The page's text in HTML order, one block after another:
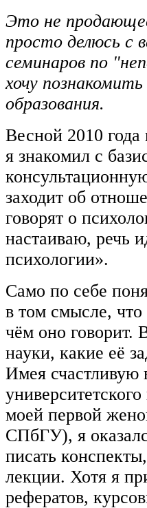
Это не
просто делюсь с
семинаров по
хочу
образования.
Весной 2010
я знакомил с
заходит об
говорят о
настаиваю, речь
психологии».
Само по себе
в том смысле,
чём оно говорит.
науки, какие её
Имея счастливую
моей первой
СПбГУ), я
писать
лекции. Хотя я
рефератов,